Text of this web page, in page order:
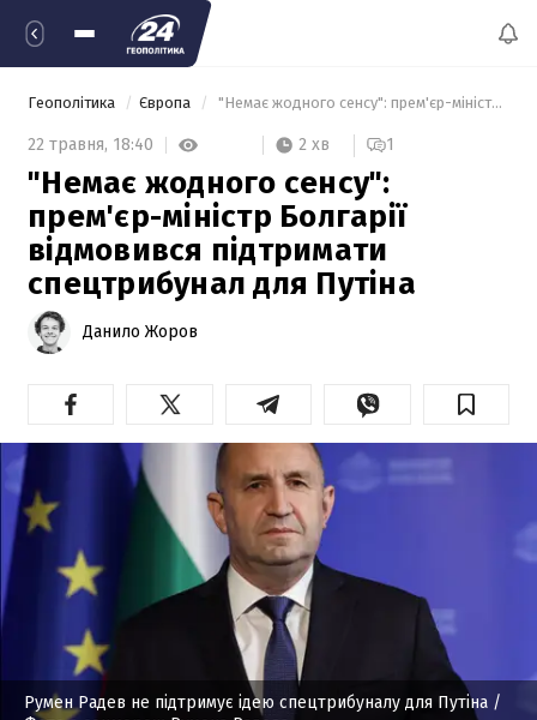
Геополітика Європа "Немає жодного сенсу": прем'єр-міністр Болгарії відмовився підтримати спецтрибунал для Путіна
22 травня, 18:40 2 хв 1
"Немає жодного сенсу":
прем'єр-міністр Болгарії
відмовився підтримати
спецтрибунал для Путіна
Данило Жоров
Румен Радев не підтримує ідею спецтрибуналу для Путіна /